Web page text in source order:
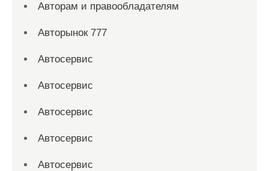
Авторам и правообладателям
Авторынок 777
Автосервис
Автосервис
Автосервис
Автосервис
Автосервис